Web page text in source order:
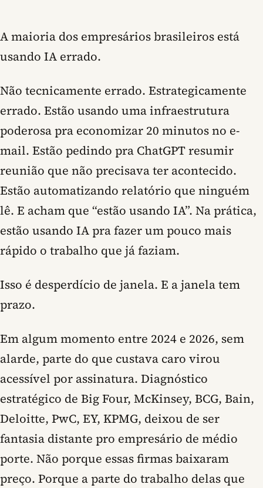
A maioria dos empresários brasileiros está
usando IA errado.
Não tecnicamente errado. Estrategicamente
errado. Estão usando uma infraestrutura
poderosa pra economizar 20 minutos no e-
mail. Estão pedindo pra ChatGPT resumir
reunião que não precisava ter acontecido.
Estão automatizando relatório que ninguém
lê. E acham que “estão usando IA”. Na prática,
estão usando IA pra fazer um pouco mais
rápido o trabalho que já faziam.
Isso é desperdício de janela. E a janela tem
prazo.
Em algum momento entre 2024 e 2026, sem
alarde, parte do que custava caro virou
acessível por assinatura. Diagnóstico
estratégico de Big Four, McKinsey, BCG, Bain,
Deloitte, PwC, EY, KPMG, deixou de ser
fantasia distante pro empresário de médio
porte. Não porque essas firmas baixaram
preço. Porque a parte do trabalho delas que